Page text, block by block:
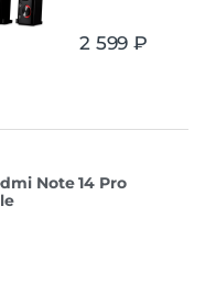
2 599 ₽
Note 14 Pro